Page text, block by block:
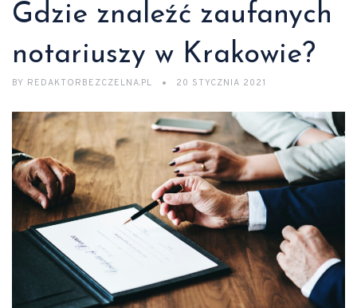
Gdzie znaleźć zaufanych
notariuszy w Krakowie?
BY REDAKTORBEZCZELNA.PL 20 STYCZNIA 2021